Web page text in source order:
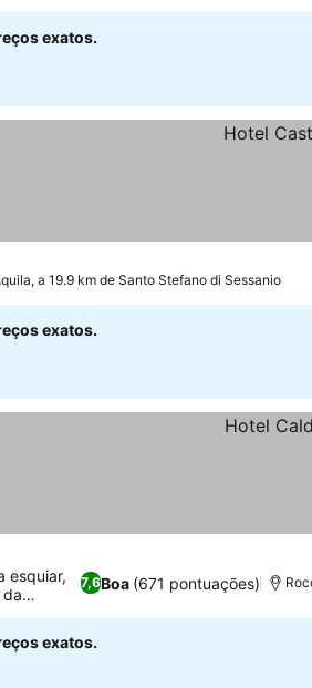
exatos.
a 19.9 km de Santo Stefano di Sessanio
exatos.
7,6Boa (671 pontuações)
esquiar,
exatos.